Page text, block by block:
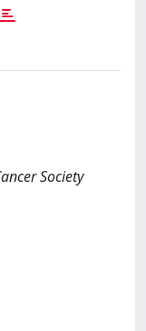
Society